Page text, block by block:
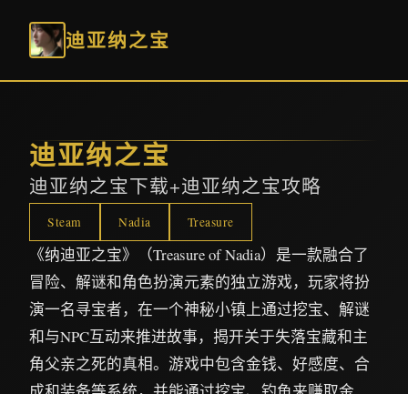
迪亚纳之宝
迪亚纳之宝
迪亚纳之宝下载+迪亚纳之宝攻略
Steam Nadia Treasure
《纳迪亚之宝》（Treasure of Nadia）是一款融合了
冒险、解谜和角色扮演元素的独立游戏，玩家将扮
演一名寻宝者，在一个神秘小镇上通过挖宝、解谜
和与NPC互动来推进故事，揭开关于失落宝藏和主
角父亲之死的真相。游戏中包含金钱、好感度、合